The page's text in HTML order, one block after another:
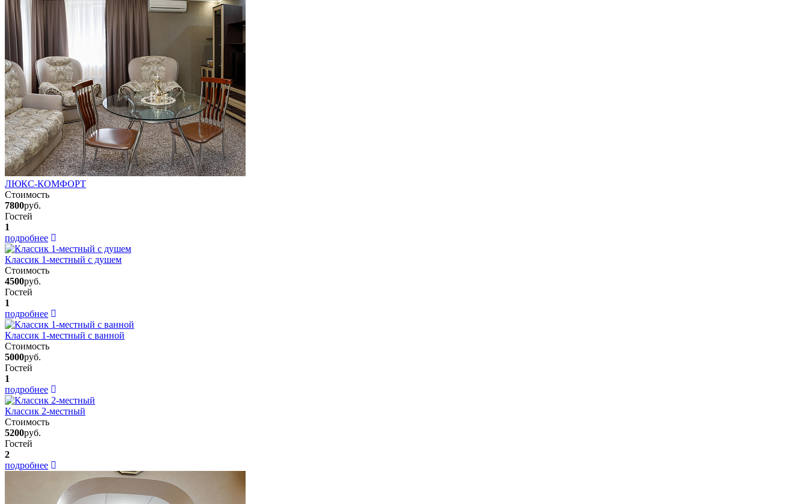
ЛЮКС-КОМФОРТ
Стоимость
7800руб.
Гостей
1
подробнее
Классик 1-местный с душем
Стоимость
4500руб.
Гостей
1
подробнее
Классик 1-местный с ванной
Стоимость
5000руб.
Гостей
1
подробнее
Классик 2-местный
Стоимость
5200руб.
Гостей
2
подробнее